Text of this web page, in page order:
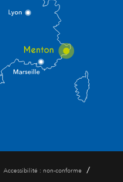
Accessibilité : non-conforme /